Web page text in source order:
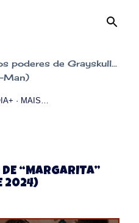
poderes de Grayskull...
Man)
MAIS…
“MARGARITA”
2024)